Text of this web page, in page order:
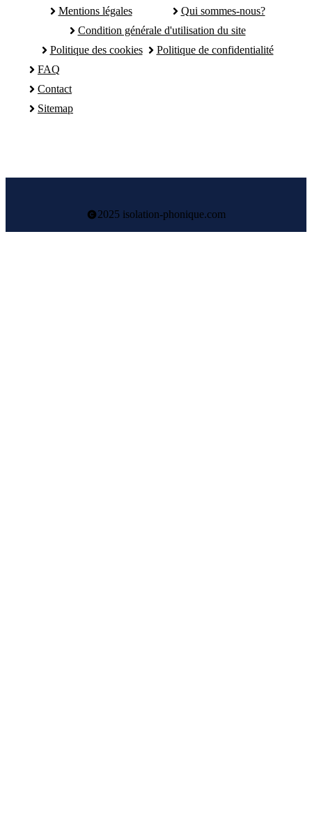
Mentions légales
Qui sommes-nous?
Condition générale d'utilisation du site
Politique des cookies
Politique de confidentialité
FAQ
Contact
Sitemap
2025 isolation-phonique.com